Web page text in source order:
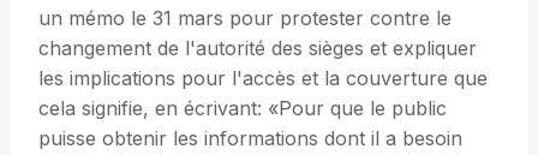
un mémo le 31 mars pour protester contre le
changement de l'autorité des sièges et expliquer
les implications pour l'accès et la couverture que
cela signifie, en écrivant: «Pour que le public
puisse obtenir les informations dont il a besoin